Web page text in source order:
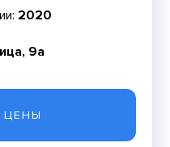
2020
9а